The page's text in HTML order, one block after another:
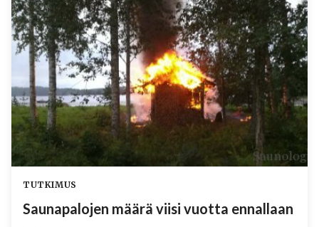
TUTKIMUS
Saunapalojen määrä viisi vuotta ennallaan